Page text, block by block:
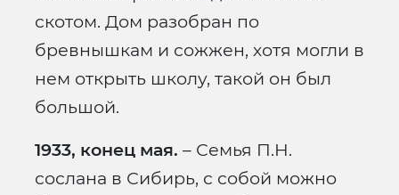
скотом. Дом разобран по
бревнышкам и сожжен, хотя могли в
нем открыть школу, такой он был
большой.
1933, конец мая. – Семья П.Н.
сослана в Сибирь, с собой можно